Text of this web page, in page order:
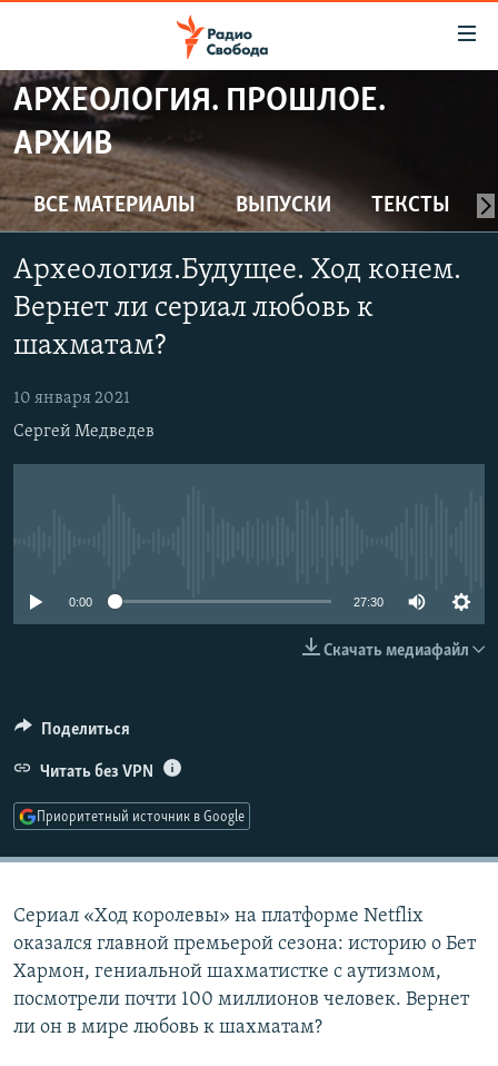
упрощенного
доступа
Вернуться
к
основному
Вернутся
главной
навигации
Вернутся
поиску
ПРОГРАММЫ
ПОДКАСТЫ
АВТОРСКИЕ ПРОЕКТЫ
ЦИТАТЫ СВОБОДЫ
МНЕНИЯ
КУЛЬТУРА
IDEL.РЕАЛИИ
КАВКАЗ.РЕАЛИИ
СЕВЕР.РЕАЛИИ
Все сайты РСЕ/РС
АРХЕОЛОГИЯ. ПРОШЛОЕ.
АРХИВ
ВСЕ МАТЕРИАЛЫ ВЫПУСКИ ТЕКСТЫ
Археология.Будущее. Ход конем.
Вернет ли сериал любовь к
шахматам?
10 января 2021
Сергей Медведев
0:00 27:30
Скачать медиафайл
Поделиться
Читать без VPN
Приоритетный источник в Google
Сериал «Ход королевы» на платформе Netflix
оказался главной премьерой сезона: историю о Бет
Хармон, гениальной шахматистке с аутизмом,
посмотрели почти 100 миллионов человек. Вернет
ли он в мире любовь к шахматам?